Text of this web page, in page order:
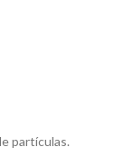
partículas.